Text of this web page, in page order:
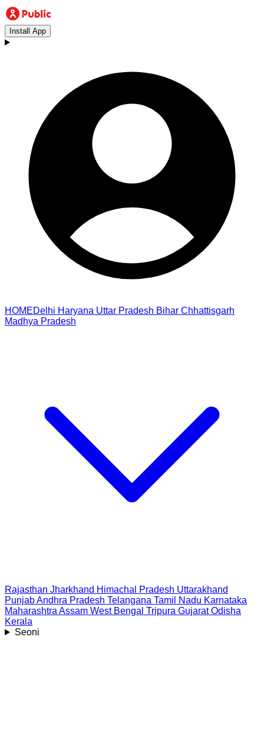
Install App
HOMEDelhi Haryana Uttar Pradesh Bihar Chhattisgarh
Madhya Pradesh
Rajasthan Jharkhand Himachal Pradesh Uttarakhand
PunjabAndhra Pradesh Telangana Tamil Nadu Karnataka
Maharashtra Assam West Bengal Tripura Gujarat Odisha
Kerala
Seoni